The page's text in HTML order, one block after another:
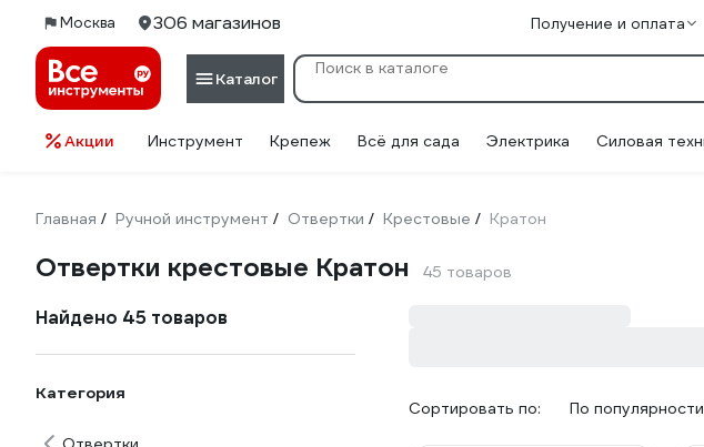
Москва 306 магазинов Получение и оплата
Каталог
Акции Инструмент Крепеж Всё для сада Электрика Силовая
Главная / Ручной инструмент / Отвертки / Крестовые / Кратон
Отвертки крестовые Кратон 45 товаров
Найдено 45 товаров
Категория
Сортировать по: По популярности